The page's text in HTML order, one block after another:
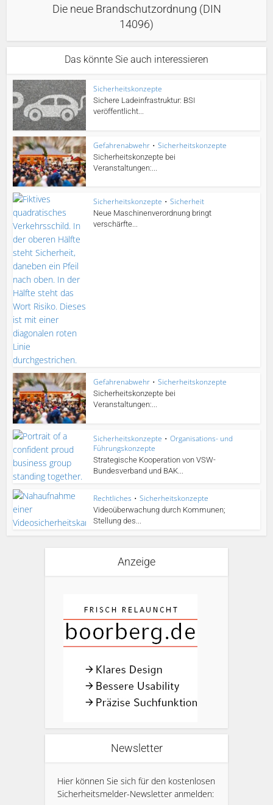
Die neue Brandschutzordnung (DIN
14096)
Das könnte Sie auch interessieren
Sicherheitskonzepte
Sichere Ladeinfrastruktur: BSI
veröffentlicht...
Gefahrenabwehr • Sicherheitskonzepte
Sicherheitskonzepte bei
Veranstaltungen:...
Sicherheitskonzepte • Sicherheit
Neue Maschinenverordnung bringt
verschärfte...
Gefahrenabwehr • Sicherheitskonzepte
Sicherheitskonzepte bei
Veranstaltungen:...
Sicherheitskonzepte • Organisations- und
Führungskonzepte
Strategische Kooperation von VSW-
Bundesverband und BAK...
Rechtliches • Sicherheitskonzepte
Videoüberwachung durch Kommunen;
Stellung des...
Anzeige
Newsletter
Hier können Sie sich für den kostenlosen
Sicherheitsmelder-Newsletter anmelden: